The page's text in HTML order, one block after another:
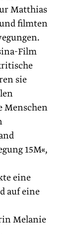
Matthias
filmten
Film
sie
Menschen
15M«,
eine
auf eine
Melanie